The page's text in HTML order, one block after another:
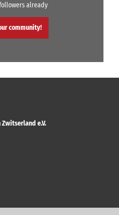
already
community!
e.V.